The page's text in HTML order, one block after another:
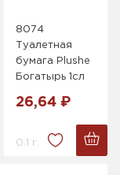
8074
Туалетная
бумага Plushe
Богатырь 1сл
26,64 ₽
0.1 г.